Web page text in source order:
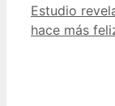
Estudio
hace más